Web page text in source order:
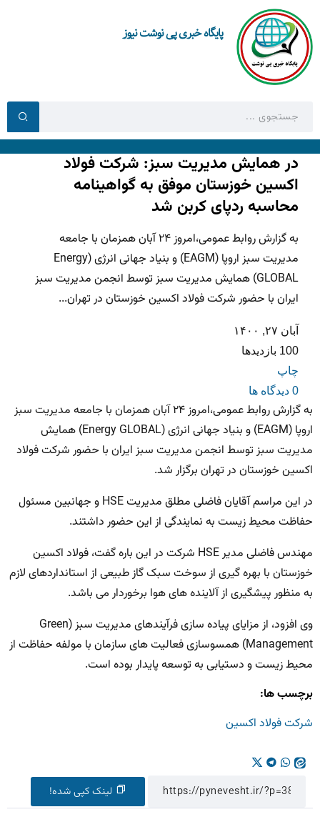
پایگاه خبری پی نوشت نیوز
در همایش مدیریت سبز: شرکت فولاد
اکسین خوزستان موفق به گواهینامه
محاسبه ردپای کربن شد
به گزارش روابط عمومی،امروز ۲۴ آبان همزمان با جامعه
مدیریت سبز اروپا (EAGM) و بنیاد جهانی انرژی (Energy
GLOBAL) همایش مدیریت سبز توسط انجمن مدیریت سبز
ایران با حضور شرکت فولاد اکسین خوزستان در تهران...
آبان ۲۷, ۱۴۰۰
100 بازدیدها
چاپ
0 دیدگاه ها
به گزارش روابط عمومی،امروز ۲۴ آبان همزمان با جامعه مدیریت سبز
اروپا (EAGM) و بنیاد جهانی انرژی (Energy GLOBAL) همایش
مدیریت سبز توسط انجمن مدیریت سبز ایران با حضور شرکت فولاد
اکسین خوزستان در تهران برگزار شد.
در این مراسم آقایان فاضلی مطلق مدیریت HSE و جهانبین مسئول
حفاظت محیط زیست به نمایندگی از این حضور داشتند.
مهندس فاضلی مدیر HSE شرکت در این باره گفت، فولاد اکسین
خوزستان با بهره گیری از سوخت سبک گاز طبیعی از استانداردهای لازم
به منظور پیشگیری از آلاینده های هوا برخوردار می باشد.
وی افزود، از مزایای پیاده سازی فرآیندهای مدیریت سبز (Green
Management) همسوسازی فعالیت های سازمان با مولفه حفاظت از
محیط زیست و دستیابی به توسعه پایدار بوده است.
برچسب ها:
شرکت فولاد اکسین
لینک کپی شده!